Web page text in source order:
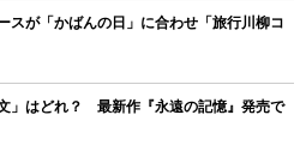
が「かばんの日」に合わせ「旅行川柳コ
」はどれ？ 最新作『永遠の記憶』発売で